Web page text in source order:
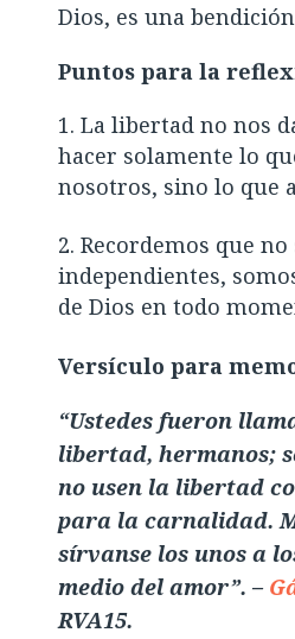
Dios, es una
Puntos para la
La libertad no nos
hacer solamente lo
nosotros, sino lo que
Recordemos que no
independientes,
de Dios en todo
Versículo para
“Ustedes fueron
libertad, hermanos;
no usen la libertad
para la carnalidad.
sírvanse los unos a
medio del amor”. –
RVA15.